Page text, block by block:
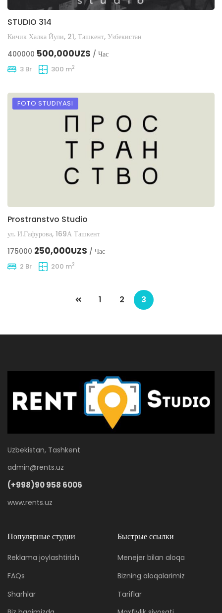
STUDIO 314
Кичик Халка Йули, 21, Ташкент, Узбекистан
400000 500,000UZS / Час
3 Br 300 m2
FOTO STUDIYASI
Prostranstvo Studio
ул. И.Гафурова, 169А Ташкент
175000 250,000UZS / Час
2 Br 200 m2
1 2 3
Uzbekistan, Tashkent
admin@rents.uz
(+998)90 958 6006
www.rents.uz
Популярные студии
Reklama joylashtirish
FAQs
Sharhlar
Быстрые ссылки
Menejer bilan aloqa
Bizning aloqalarimiz
Tariflar